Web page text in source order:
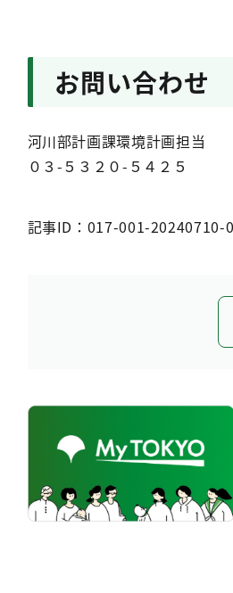
お問い合わせ
河川部計画課環境計画担当
０３-５３２０-５４２５
記事ID：017-001-20240710-